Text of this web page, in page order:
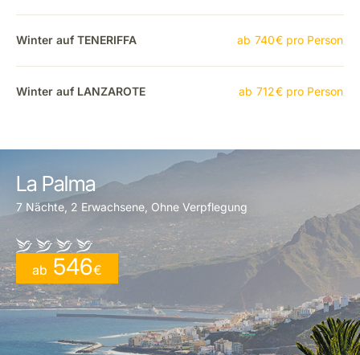
Winter auf TENERIFFA ab 740€ pro Person
Winter auf LANZAROTE ab 712€ pro Person
La Palma
7 Nächte, 2 Erwachsene, Ohne Verpflegung
ab 546€